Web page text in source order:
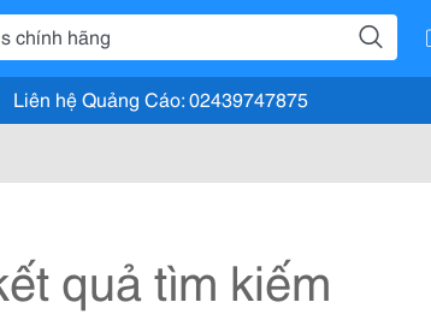
Liên hệ Quảng Cáo: 02439747875
quả tìm kiếm